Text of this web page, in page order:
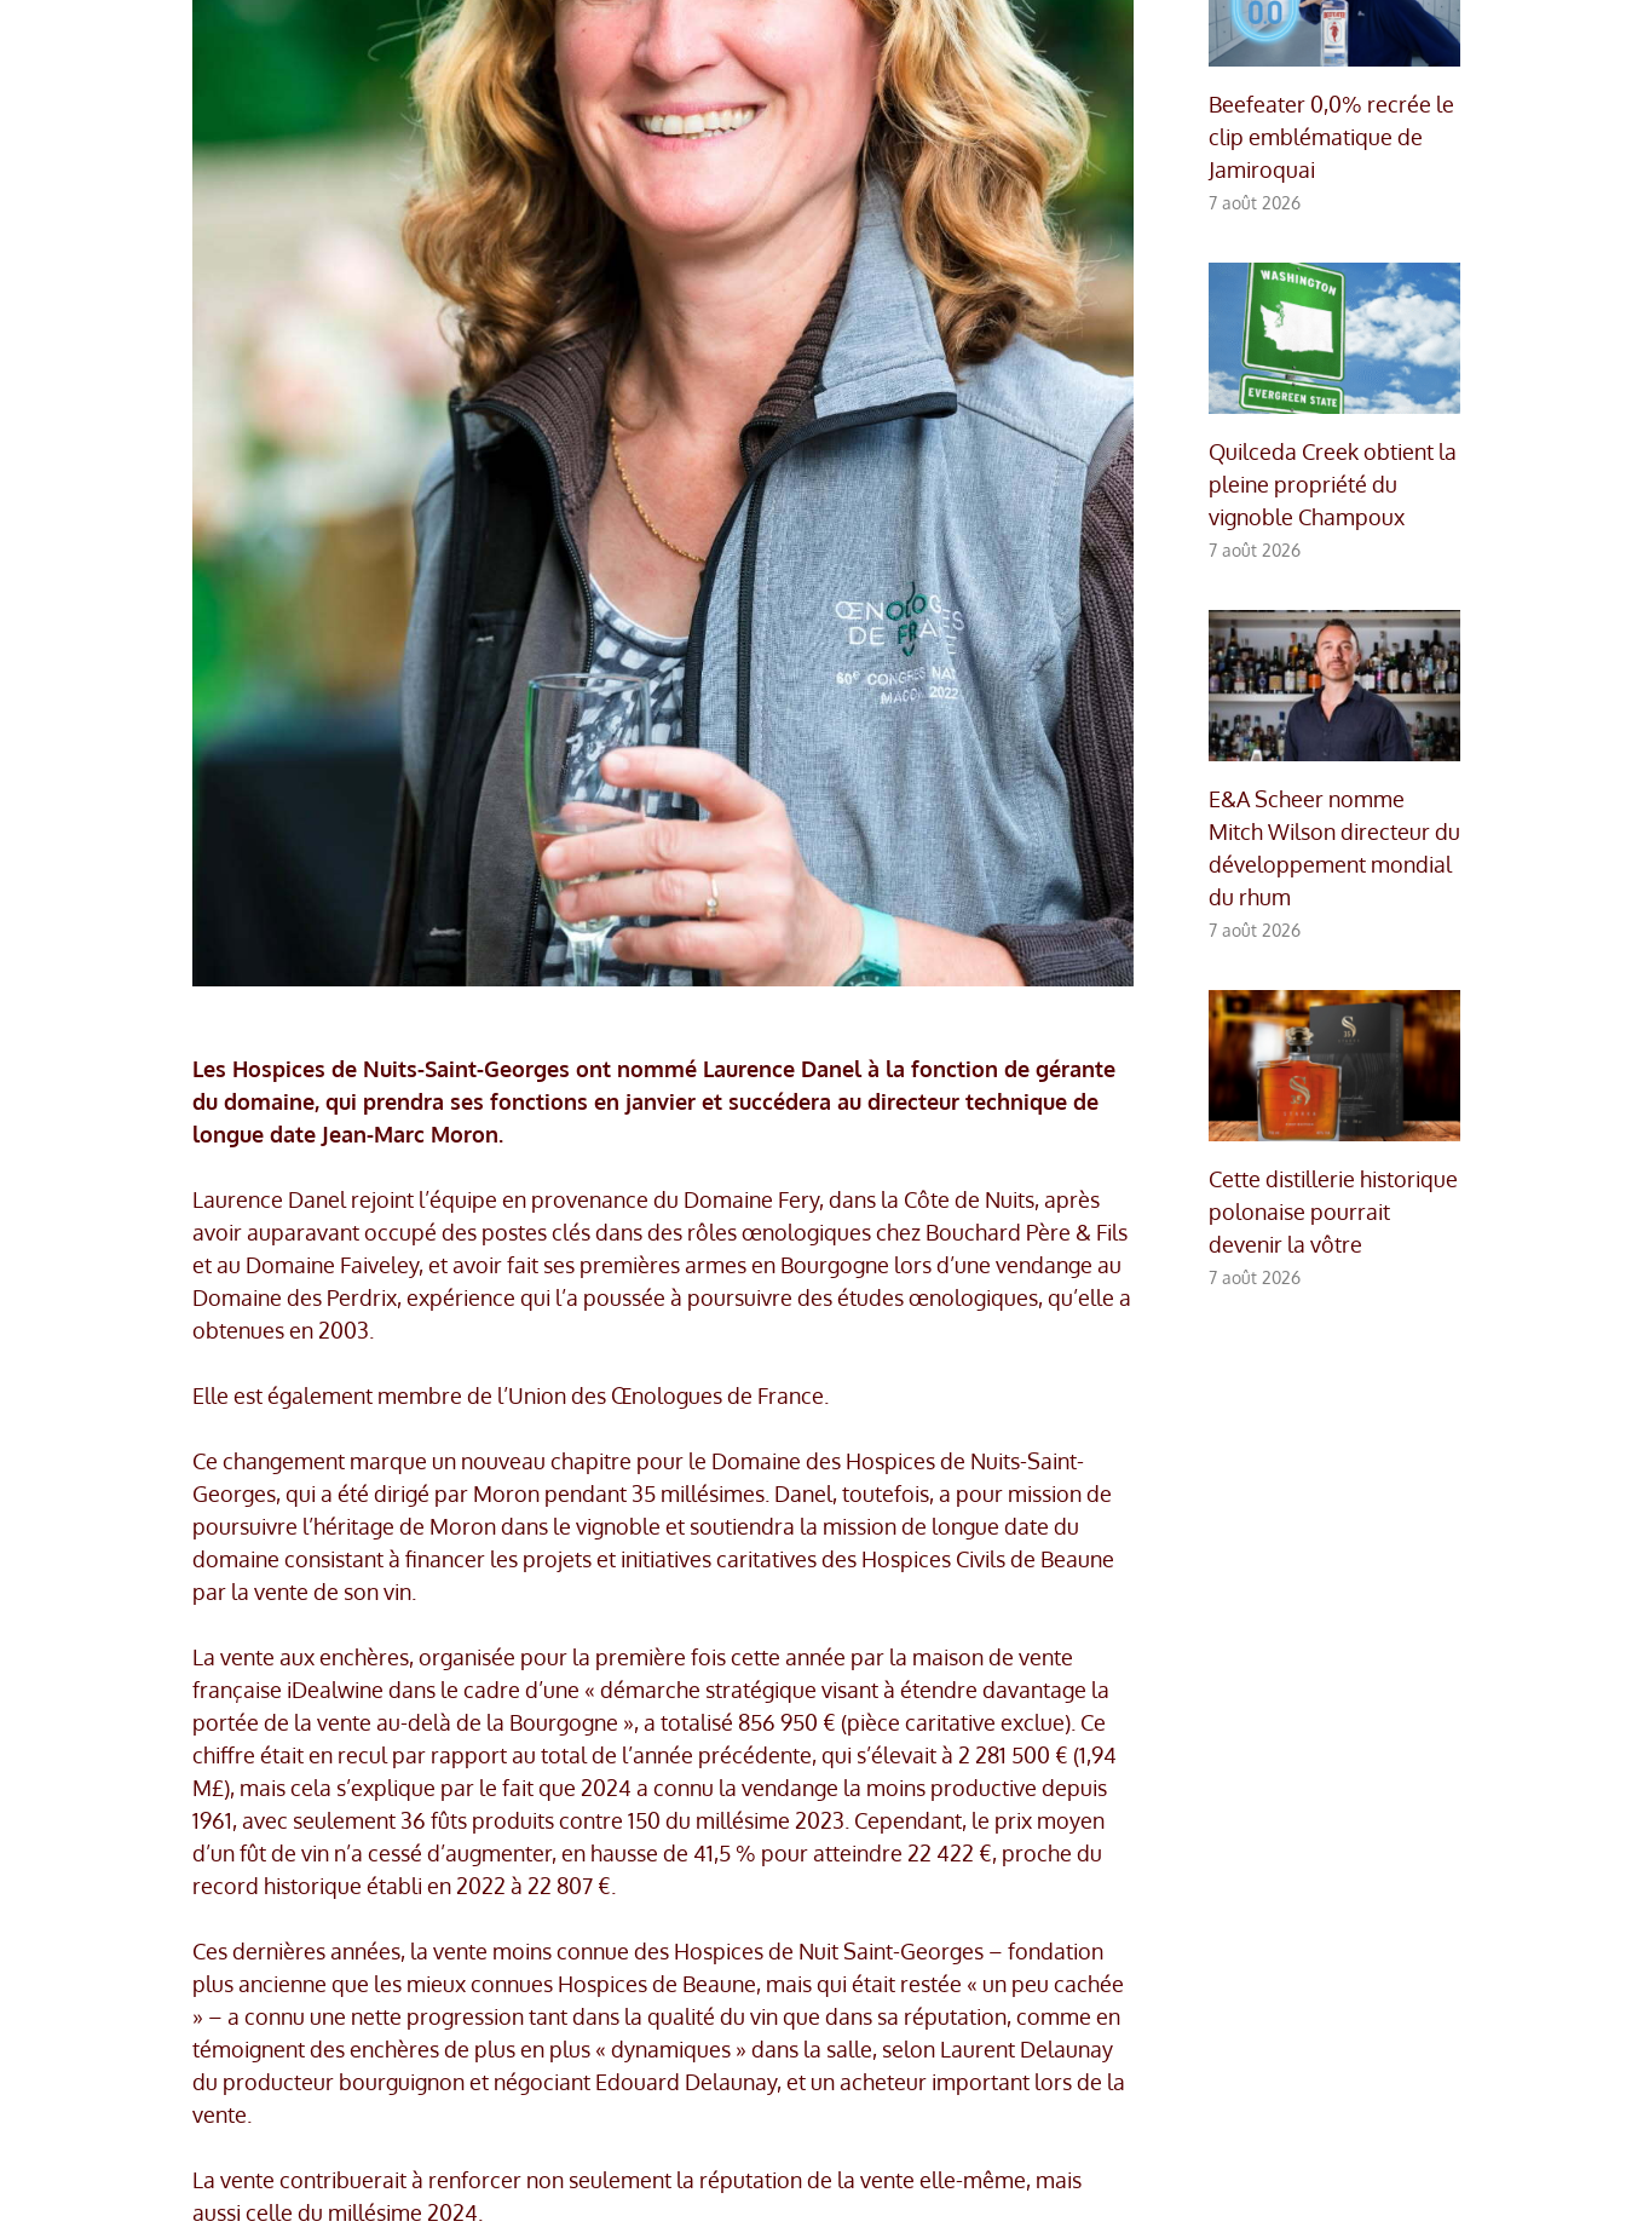
Les Hospices de Nuits-Saint-Georges ont nommé Laurence Danel à la fonction de gérante
du domaine, qui prendra ses fonctions en janvier et succédera au directeur technique de
longue date Jean-Marc Moron.
Laurence Danel rejoint l’équipe en provenance du Domaine Fery, dans la Côte de Nuits, après
avoir auparavant occupé des postes clés dans des rôles œnologiques chez Bouchard Père & Fils
et au Domaine Faiveley, et avoir fait ses premières armes en Bourgogne lors d’une vendange au
Domaine des Perdrix, expérience qui l’a poussée à poursuivre des études œnologiques, qu’elle a
obtenues en 2003.
Elle est également membre de l’Union des Œnologues de France.
Ce changement marque un nouveau chapitre pour le Domaine des Hospices de Nuits-Saint-
Georges, qui a été dirigé par Moron pendant 35 millésimes. Danel, toutefois, a pour mission de
poursuivre l’héritage de Moron dans le vignoble et soutiendra la mission de longue date du
domaine consistant à financer les projets et initiatives caritatives des Hospices Civils de Beaune
par la vente de son vin.
La vente aux enchères, organisée pour la première fois cette année par la maison de vente
française iDealwine dans le cadre d’une « démarche stratégique visant à étendre davantage la
portée de la vente au-delà de la Bourgogne », a totalisé 856 950 € (pièce caritative exclue). Ce
chiffre était en recul par rapport au total de l’année précédente, qui s’élevait à 2 281 500 € (1,94
M£), mais cela s’explique par le fait que 2024 a connu la vendange la moins productive depuis
1961, avec seulement 36 fûts produits contre 150 du millésime 2023. Cependant, le prix moyen
d’un fût de vin n’a cessé d’augmenter, en hausse de 41,5 % pour atteindre 22 422 €, proche du
record historique établi en 2022 à 22 807 €.
Ces dernières années, la vente moins connue des Hospices de Nuit Saint-Georges – fondation
plus ancienne que les mieux connues Hospices de Beaune, mais qui était restée « un peu cachée
» – a connu une nette progression tant dans la qualité du vin que dans sa réputation, comme en
témoignent des enchères de plus en plus « dynamiques » dans la salle, selon Laurent Delaunay
du producteur bourguignon et négociant Edouard Delaunay, et un acheteur important lors de la
vente.
La vente contribuerait à renforcer non seulement la réputation de la vente elle-même, mais
aussi celle du millésime 2024.
Beefeater 0,0% recrée le
clip emblématique de
Jamiroquai
7 août 2026
Quilceda Creek obtient la
pleine propriété du
vignoble Champoux
7 août 2026
E&A Scheer nomme
Mitch Wilson directeur du
développement mondial
du rhum
7 août 2026
Cette distillerie historique
polonaise pourrait
devenir la vôtre
7 août 2026